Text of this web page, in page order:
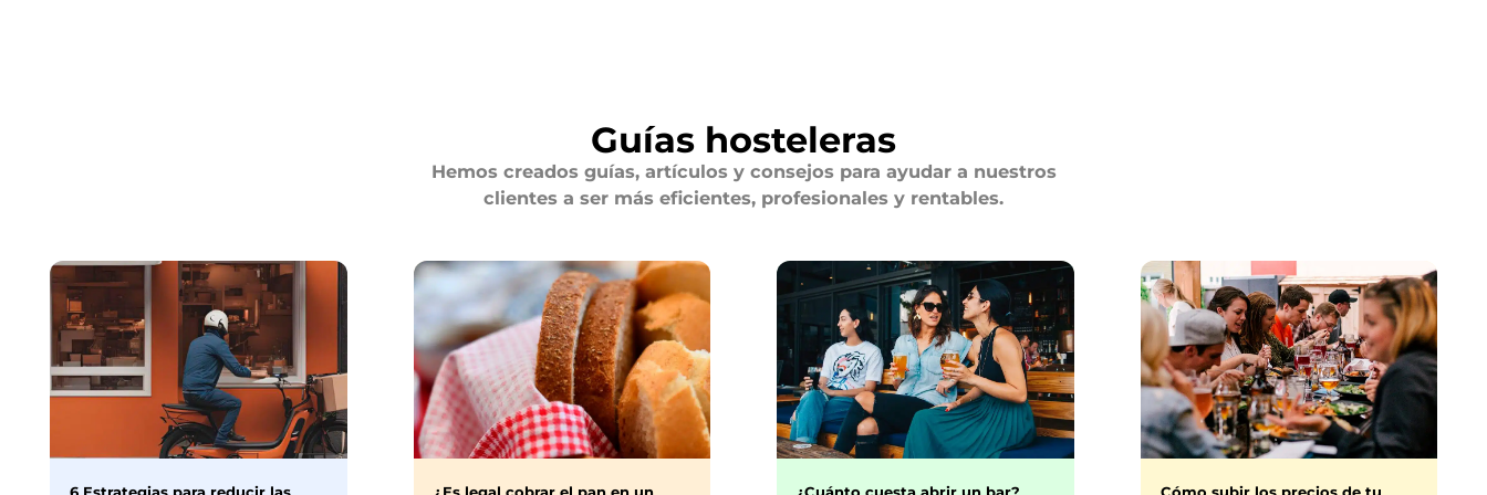
Guías hosteleras
Hemos creados guías, artículos y consejos para ayudar a nuestros
clientes a ser más eficientes, profesionales y rentables.